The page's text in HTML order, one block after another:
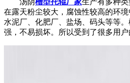
汤阴槽型托辊厂家生产有多种
在露天粉尘较大，腐蚀性较高的环境
水泥厂、化肥厂、盐场、码头等等
强，不易损坏。所以受到了很多用户